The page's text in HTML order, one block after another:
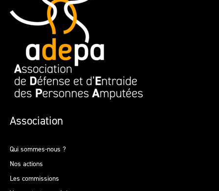
Association
Qui sommes-nous ?
Nos actions
Les commissions